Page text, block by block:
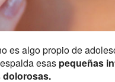
es algo propio de
esas pequeñas
dolorosas.